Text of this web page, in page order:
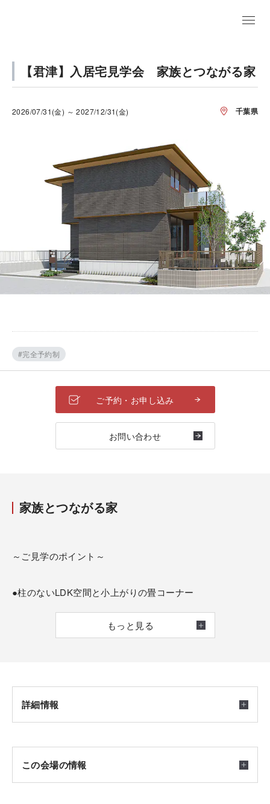
【君津】入居宅見学会 家族とつながる家
2026/07/31(金) ～ 2027/12/31(金) 千葉県
#完全予約制
ご予約・お申し込み
お問い合わせ
家族とつながる家
もっと見る
～ご見学のポイント～
●柱のないLDK空間と小上がりの畳コーナー
●2階水まわり、収納動線も見どころ
詳細情報
開催日時
この会場の情報